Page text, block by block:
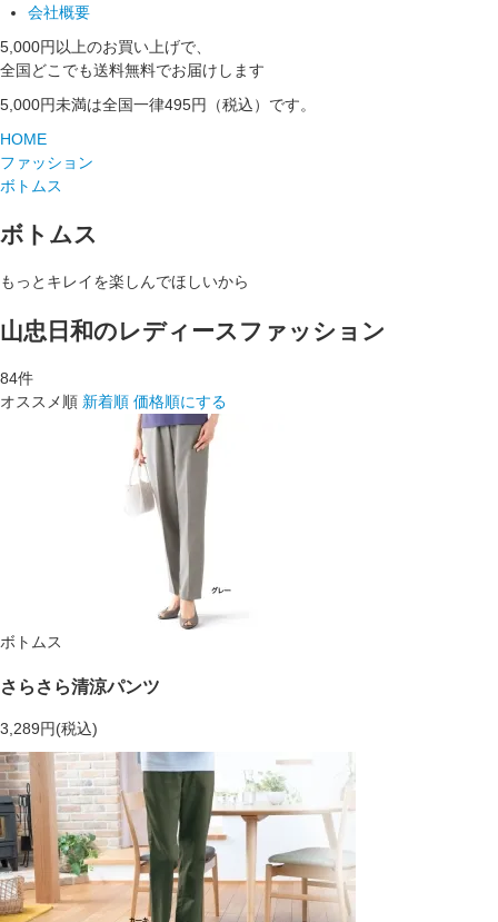
会社概要
5,000円以上のお買い上げで、
全国どこでも送料無料でお届けします
5,000円未満は全国一律495円（税込）です。
HOME
ファッション
ボトムス
ボトムス
もっとキレイを楽しんでほしいから
山忠日和のレディースファッション
84件
オススメ順 新着順 価格順にする
ボトムス
さらさら清涼パンツ
3,289円(税込)